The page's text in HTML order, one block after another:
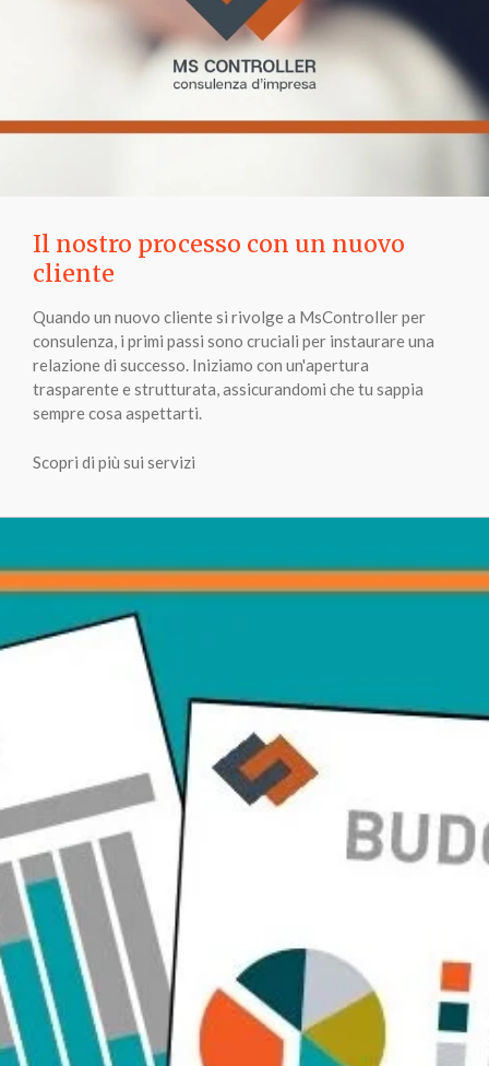
Il nostro processo con un nuovo
cliente
Quando un nuovo cliente si rivolge a MsController per
consulenza, i primi passi sono cruciali per instaurare una
relazione di successo. Iniziamo con un'apertura
trasparente e strutturata, assicurandomi che tu sappia
sempre cosa aspettarti.
Scopri di più sui servizi